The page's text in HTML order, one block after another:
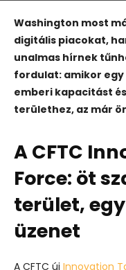
Washington most
digitális piacokat,
unalmas hírnek
fordulat: amikor
emberi kapacitást
területhez, az már
A CFTC
Force: öt
terület,
üzenet
A CFTC új Innovation